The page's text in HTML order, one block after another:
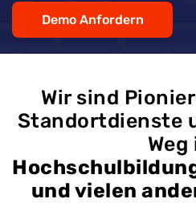
Demo Anfordern
Wir sind
Standortdienste
Weg
und vielen